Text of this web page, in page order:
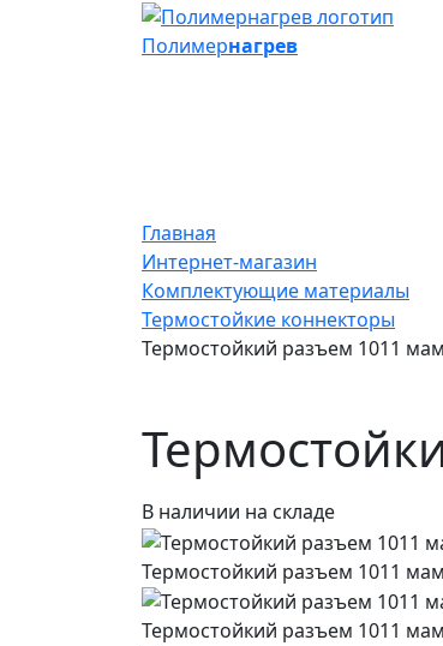
Полимернагрев
Главная
Интернет-магазин
Комплектующие материалы
Термостойкие коннекторы
Термостойкий разъем 1011
В наличии на складе
Термостойкий разъем 1011
Термостойкий разъем 1011